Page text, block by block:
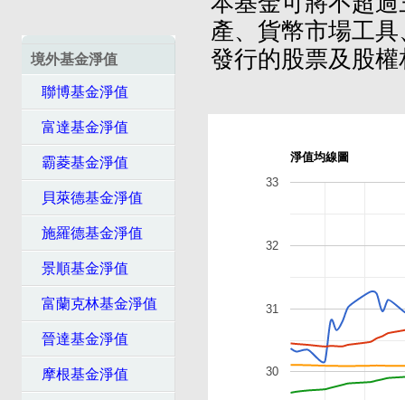
境外基金淨值
聯博基金淨值
富達基金淨值
霸菱基金淨值
貝萊德基金淨值
施羅德基金淨值
景順基金淨值
富蘭克林基金淨值
晉達基金淨值
摩根基金淨值
產、貨幣市場工
發行的股票及股
淨值均線圖
30
31
32
33